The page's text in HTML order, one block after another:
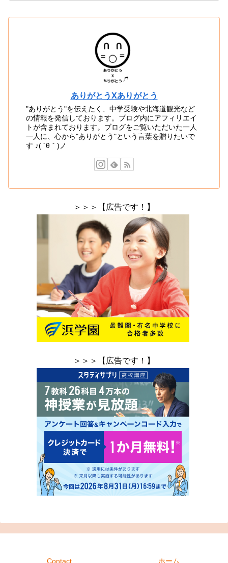
ありがとうXありがとう
"ありがとう"を伝えたく、中学受験や北海道観光など
の情報を発信しております。ブログ内にアフィリエイ
トが含まれております。ブログをご覧いただいた一人
一人に、心から"ありがとう"という言葉を贈りたいで
す ♪( ´θ｀)ノ
＞＞＞【広告です！】
＞＞＞【広告です！】
Contact ホーム